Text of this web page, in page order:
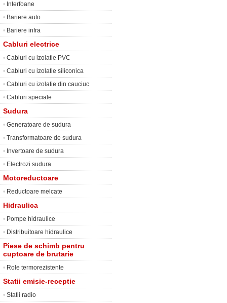
• Interfoane
• Bariere auto
• Bariere infra
Cabluri electrice
• Cabluri cu izolatie PVC
• Cabluri cu izolatie siliconica
• Cabluri cu izolatie din cauciuc
• Cabluri speciale
Sudura
• Generatoare de sudura
• Transformatoare de sudura
• Invertoare de sudura
• Electrozi sudura
Motoreductoare
• Reductoare melcate
Hidraulica
• Pompe hidraulice
• Distribuitoare hidraulice
Piese de schimb pentru
cuptoare de brutarie
• Role termorezistente
Statii emisie-receptie
• Statii radio